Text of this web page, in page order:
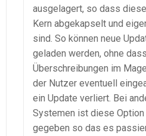
ausgelagert, so dass
Kern abgekapselt und
sind. So können neue
geladen werden, ohne
Überschreibungen im
der Nutzer eventuell
ein Update verliert. Bei
Systemen ist diese
gegeben so das es